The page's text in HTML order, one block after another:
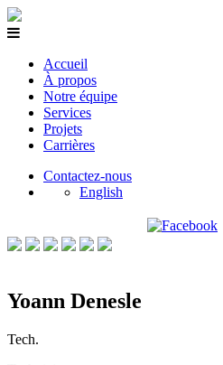
Accueil
À propos
Notre équipe
Services
Projets
Carrières
Contactez-nous
English
Yoann Denesle
Tech.